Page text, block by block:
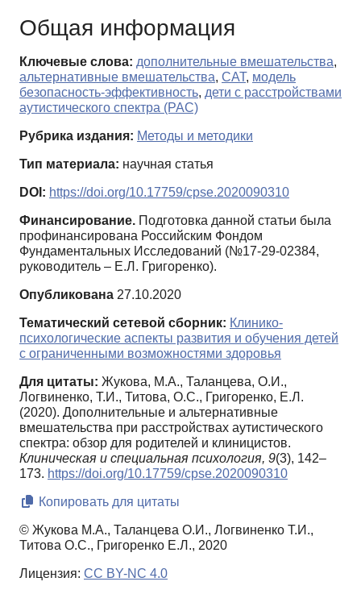
Общая информация
Ключевые слова: дополнительные вмешательства,
альтернативные вмешательства, CAT, модель
безопасность-эффективность, дети с расстройствами
аутистического спектра (РАС)
Рубрика издания: Методы и методики
Тип материала: научная статья
DOI: https://doi.org/10.17759/cpse.2020090310
Финансирование. Подготовка данной статьи была
профинансирована Российским Фондом
Фундаментальных Исследований (№17-29-02384,
руководитель – Е.Л. Григоренко).
Опубликована 27.10.2020
Тематический сетевой сборник: Клинико-
психологические аспекты развития и обучения детей
с ограниченными возможностями здоровья
Для цитаты: Жукова, М.А., Таланцева, О.И.,
Логвиненко, Т.И., Титова, О.С., Григоренко, Е.Л.
(2020). Дополнительные и альтернативные
вмешательства при расстройствах аутистического
спектра: обзор для родителей и клиницистов.
Клиническая и специальная психология, 9(3), 142–
173. https://doi.org/10.17759/cpse.2020090310
Копировать для цитаты
© Жукова М.А., Таланцева О.И., Логвиненко Т.И.,
Титова О.С., Григоренко Е.Л., 2020
Лицензия: CC BY-NC 4.0